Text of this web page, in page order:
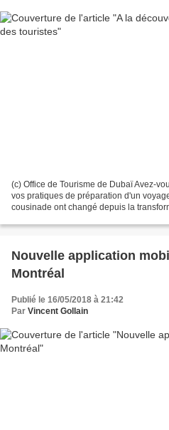
(c) Office de Tourisme de Dubaï Avez-
vos pratiques de préparation d'un
cousinade ont changé depuis la
Nouvelle application
Montréal
Publié le 16/05/2018 à 21:42
Par Vincent Gollain